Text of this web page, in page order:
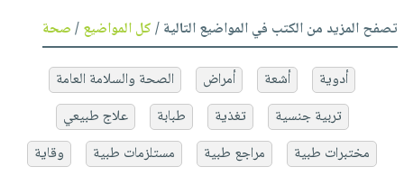
تصفح المزيد من الكتب في المواضيع التالية /كل المواضيع/صحة
أدوية أشعة أمراض
الصحة والسلامة العامة
تربية جنسية
تغذية طبابة
علاج طبيعي
مختبرات طبية
مراجع طبية مستلزمات طبية وقاية